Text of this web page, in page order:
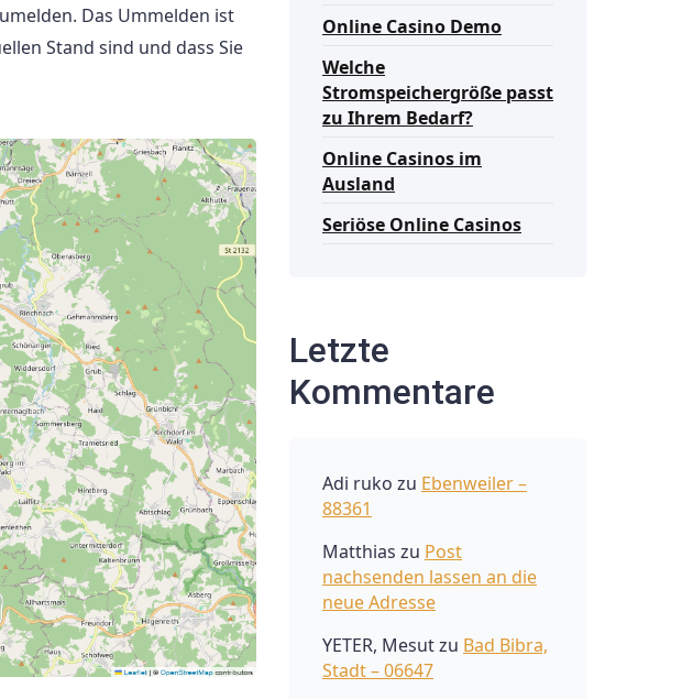
Das Ummelden ist
Stand sind und dass Sie
Online Casino Demo
Welche
Stromspeichergröße passt
zu Ihrem Bedarf?
Online Casinos im
Ausland
Seriöse Online Casinos
Letzte
Kommentare
Adi ruko zu Ebenweiler –
88361
Matthias zu Post
nachsenden lassen an die
neue Adresse
YETER, Mesutzu Bad Bibra,
Stadt – 06647